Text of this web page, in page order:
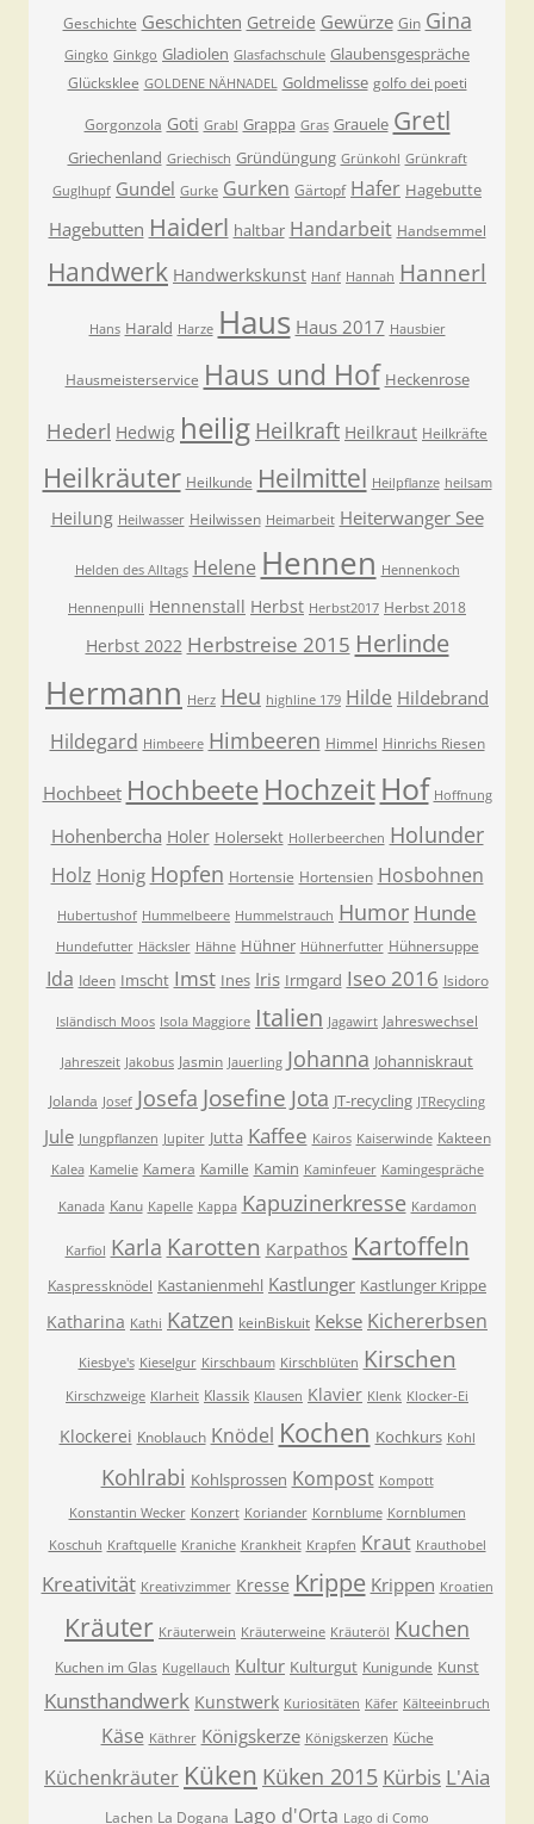
Geschichte Geschichten Getreide Gewürze Gin Gina
Gingko Ginkgo Gladiolen Glasfachschule Glaubensgespräche
Glücksklee GOLDENE NÄHNADEL Goldmelisse golfo dei poeti
Gorgonzola Goti Grabl Grappa Gras Grauele Gretl
Griechenland Griechisch Gründüngung Grünkohl Grünkraft
Guglhupf Gundel Gurke Gurken Gärtopf Hafer Hagebutte
Hagebutten Haiderl haltbar Handarbeit Handsemmel
Handwerk Handwerkskunst Hanf Hannah Hannerl
Hans Harald Harze Haus Haus 2017 Hausbier
Hausmeisterservice Haus und Hof Heckenrose
Hederl Hedwig heilig Heilkraft Heilkraut Heilkräfte
Heilkräuter Heilkunde Heilmittel Heilpflanze heilsam
Heilung Heilwasser Heilwissen Heimarbeit Heiterwanger See
Helden des Alltags Helene Hennen Hennenkoch
Hennenpulli Hennenstall Herbst Herbst2017 Herbst 2018
Herbst 2022 Herbstreise 2015 Herlinde
Hermann Herz Heu highline 179 Hilde Hildebrand
Hildegard Himbeere Himbeeren Himmel Hinrichs Riesen
Hochbeet Hochbeete Hochzeit Hof Hoffnung
Hohenbercha Holer Holersekt Hollerbeerchen Holunder
Holz Honig Hopfen Hortensie Hortensien Hosbohnen
Hubertushof Hummelbeere Hummelstrauch Humor Hunde
Hundefutter Häcksler Hähne Hühner Hühnerfutter Hühnersuppe
Ida Ideen Imscht Imst Ines Iris Irmgard Iseo 2016 Isidoro
Isländisch Moos Isola Maggiore Italien Jagawirt Jahreswechsel
Jahreszeit Jakobus Jasmin Jauerling Johanna Johanniskraut
Jolanda Josef Josefa Josefine Jota JT-recycling JTRecycling
Jule Jungpflanzen Jupiter Jutta Kaffee Kairos Kaiserwinde Kakteen
Kalea Kamelie Kamera Kamille Kamin Kaminfeuer Kamingespräche
Kanada Kanu Kapelle Kappa Kapuzinerkresse Kardamon
Karfiol Karla Karotten Karpathos Kartoffeln
Kaspressknödel Kastanienmehl Kastlunger Kastlunger Krippe
Katharina Kathi Katzen keinBiskuit Kekse Kichererbsen
Kiesbye's Kieselgur Kirschbaum Kirschblüten Kirschen
Kirschzweige Klarheit Klassik Klausen Klavier Klenk Klocker-Ei
Klockerei Knoblauch Knödel Kochen Kochkurs Kohl
Kohlrabi Kohlsprossen Kompost Kompott
Konstantin Wecker Konzert Koriander Kornblume Kornblumen
Koschuh Kraftquelle Kraniche Krankheit Krapfen Kraut Krauthobel
Kreativität Kreativzimmer Kresse Krippe Krippen Kroatien
Kräuter Kräuterwein Kräuterweine Kräuteröl Kuchen
Kuchen im Glas Kugellauch Kultur Kulturgut Kunigunde Kunst
Kunsthandwerk Kunstwerk Kuriositäten Käfer Kälteeinbruch
Käse Käthrer Königskerze Königskerzen Küche
Küchenkräuter Küken Küken 2015 Kürbis L'Aia
Lachen La Dogana Lago d'Orta Lago di Como